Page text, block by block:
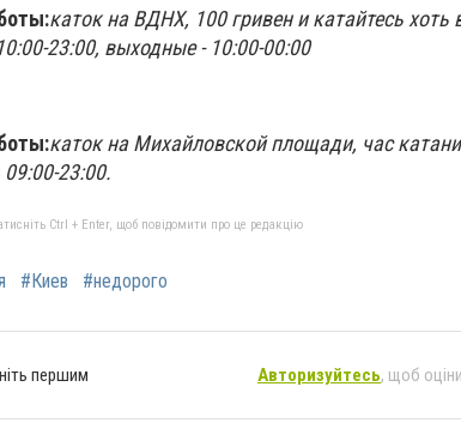
каток на ВДНХ, 100 гривен и катайтесь хоть
23:00, выходные - 10:00-00:00
каток на Михайловской площади, час
23:00.
Ctrl + Enter, щоб повідомити про це редакцію
#Киев #недорого
першим Авторизуйтесь, щоб